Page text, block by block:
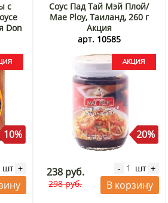
с
Don
10%
шт +
Соус Пад Тай Мэй Плой/
Mae Ploy, Таиланд, 260 г
Акция
арт. 10585
20%
238 руб.
298 руб.
- шт +
В корзину